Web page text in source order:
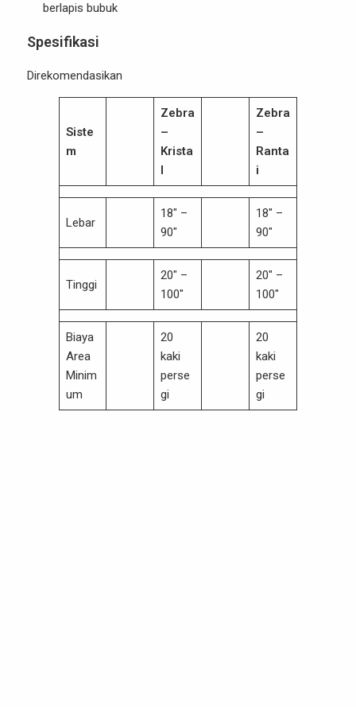
berlapis bubuk
Spesifikasi
Direkomendasikan
Siste
m
Zebra
–
Krista
l
Zebra
–
Ranta
i
Lebar
18″ –
90″
18″ –
90″
Tinggi
20″ –
100″
20″ –
100″
Biaya
Area
Minim
um
20
kaki
perse
gi
20
kaki
perse
gi